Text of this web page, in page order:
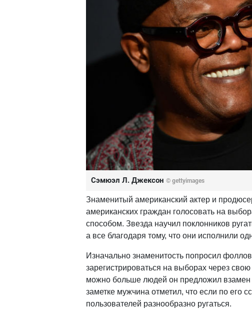
Сэмюэл Л. Джексон © gettyimages
Знаменитый американский актер и
американских граждан голосовать на
способом. Звезда научил поклонников
а все благодаря тому, что они исполнили
Изначально знаменитость попросил
зарегистрироваться на выборах через
можно больше людей он предложил
заметке мужчина отметил, что если по его
пользователей разнообразно ругаться.